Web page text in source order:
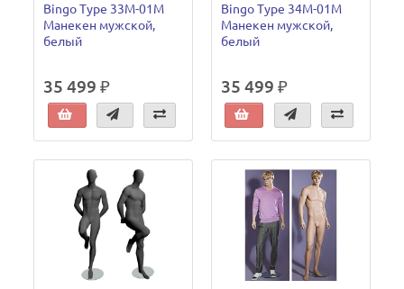
Bingo Type 33M-01M
Манекен мужской,
белый
35 499 ₽
Bingo Type 34M-01M
Манекен мужской,
белый
35 499 ₽